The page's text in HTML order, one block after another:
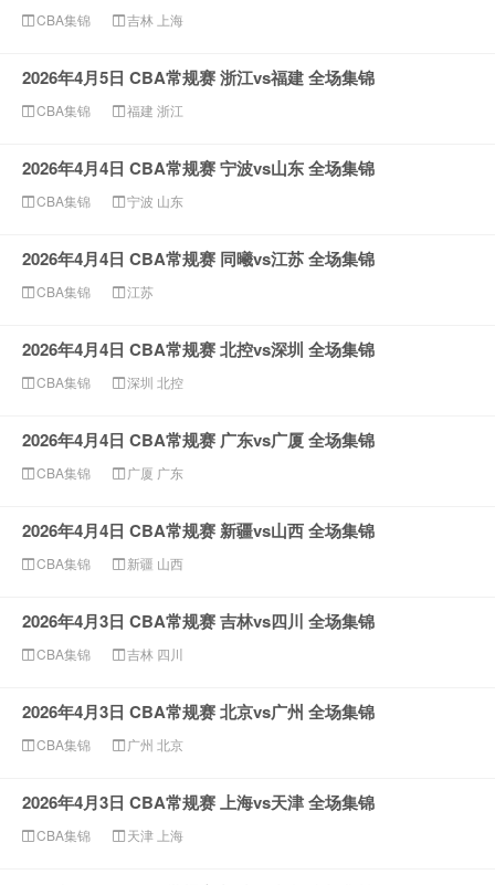
CBA集锦 吉林 上海
2026年4月5日 CBA常规赛 浙江vs福建 全场集锦
CBA集锦 福建 浙江
2026年4月4日 CBA常规赛 宁波vs山东 全场集锦
CBA集锦 宁波 山东
2026年4月4日 CBA常规赛 同曦vs江苏 全场集锦
CBA集锦 江苏
2026年4月4日 CBA常规赛 北控vs深圳 全场集锦
CBA集锦 深圳 北控
2026年4月4日 CBA常规赛 广东vs广厦 全场集锦
CBA集锦 广厦 广东
2026年4月4日 CBA常规赛 新疆vs山西 全场集锦
CBA集锦 新疆 山西
2026年4月3日 CBA常规赛 吉林vs四川 全场集锦
CBA集锦 吉林 四川
2026年4月3日 CBA常规赛 北京vs广州 全场集锦
CBA集锦 广州 北京
2026年4月3日 CBA常规赛 上海vs天津 全场集锦
CBA集锦 天津 上海